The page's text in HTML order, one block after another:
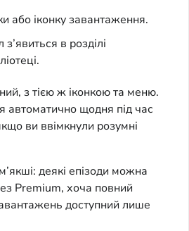
або іконку завантаження.
в розділі
з тією ж іконкою та меню.
автоматично щодня під час
ви ввімкнули розумні
деякі епізоди можна
Premium, хоча повний
доступний лише